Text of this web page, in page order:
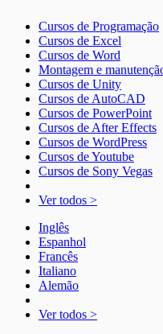
Cursos de Programação
Cursos de Excel
Cursos de Word
Montagem e
Cursos de Unity
Cursos de AutoCAD
Cursos de PowerPoint
Cursos de After Effects
Cursos de WordPress
Cursos de Youtube
Cursos de Sony Vegas
Ver todos >
Inglês
Espanhol
Francês
Italiano
Alemão
Ver todos >